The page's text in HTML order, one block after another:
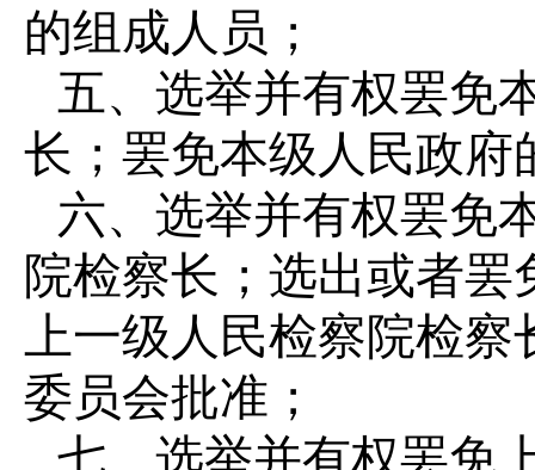
的组成人员；
五、选举并有权罢免
长；罢免本级人民政府
六、选举并有权罢免
院检察长；选出或者
上一级人民检察院检
委员会批准；
七、选举并有权罢免